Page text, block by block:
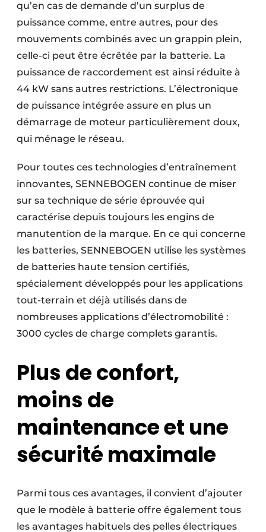
qu’en cas de demande d’un surplus de
puissance comme, entre autres, pour des
mouvements combinés avec un grappin plein,
celle-ci peut être écrêtée par la batterie. La
puissance de raccordement est ainsi réduite à
44 kW sans autres restrictions. L’électronique
de puissance intégrée assure en plus un
démarrage de moteur particulièrement doux,
qui ménage le réseau.
Pour toutes ces technologies d’entraînement
innovantes, SENNEBOGEN continue de miser
sur sa technique de série éprouvée qui
caractérise depuis toujours les engins de
manutention de la marque. En ce qui concerne
les batteries, SENNEBOGEN utilise les systèmes
de batteries haute tension certifiés,
spécialement développés pour les applications
tout-terrain et déjà utilisés dans de
nombreuses applications d’électromobilité :
3000 cycles de charge complets garantis.
Plus de confort,
moins de
maintenance et une
sécurité maximale
Parmi tous ces avantages, il convient d’ajouter
que le modèle à batterie offre également tous
les avantages habituels des pelles électriques